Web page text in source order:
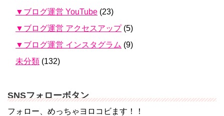
▼ブログ運営 YouTube (23)
▼ブログ運営 アクセスアップ(5)
▼ブログ運営 インスタグラム (9)
未分類 (132)
SNSフォローボタン
フォロー、めっちゃヨロコビます！！